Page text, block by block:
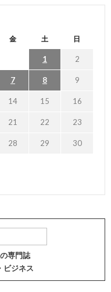
金 土 日
1 2
7 8 9
14 15 16
21 22 23
28 29 30
専門誌
ビジネス